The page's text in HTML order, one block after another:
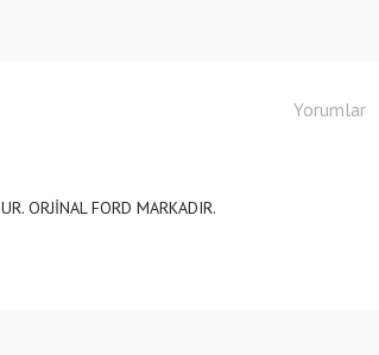
Yorumlar
ORJİNAL FORD MARKADIR.